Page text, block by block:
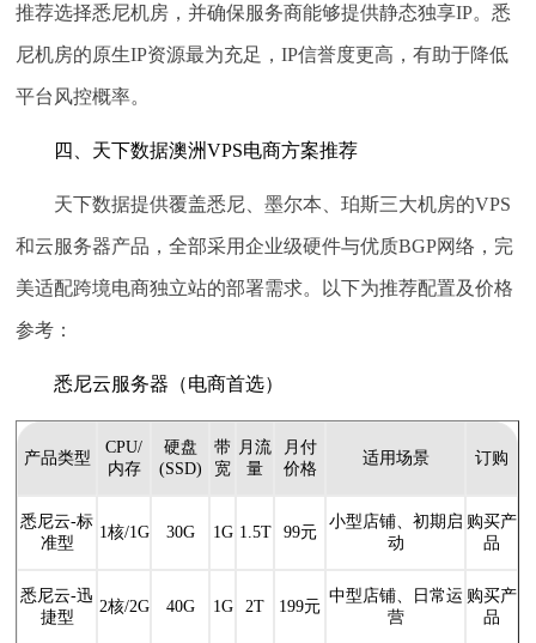
推荐选择悉尼机房 ，并确保服务商能够提供静态独享IP。悉
尼机房的原生IP资源最为充足，IP信誉度更高，有助于降低
平台风控概率。
四、天下数据澳洲VPS电商方案推荐
天下数据提供覆盖悉尼、墨尔本、珀斯三大机房的VPS
和云服务器产品，全部采用企业级硬件与优质BGP网络，完
美适配跨境电商独立站的部署需求。以下为推荐配置及价格
参考：
悉尼云服务器（电商首选）
产品类型
CPU/
内存
硬盘
(SSD)
带
宽
月流
量
月付
价格
适用场景 订购
悉尼云-标
准型
1核/1G 30G 1G 1.5T 99元
小型店铺、初期启
动
购买产
品
悉尼云-迅
捷型
2核/2G 40G 1G 2T 199元
中型店铺、日常运
营
购买产
品